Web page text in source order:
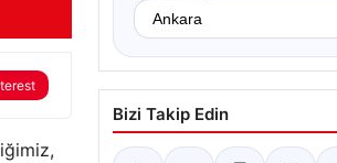
Bizi Takip Edin